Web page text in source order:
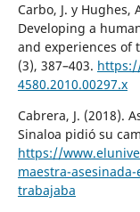
Carbo, J. y Hughes,
Developing a
and experiences of
(3), 387–403.
4580.2010.00297.x
Cabrera, J. (2018).
Sinaloa pidió su
https://
maestra-
trabajaba